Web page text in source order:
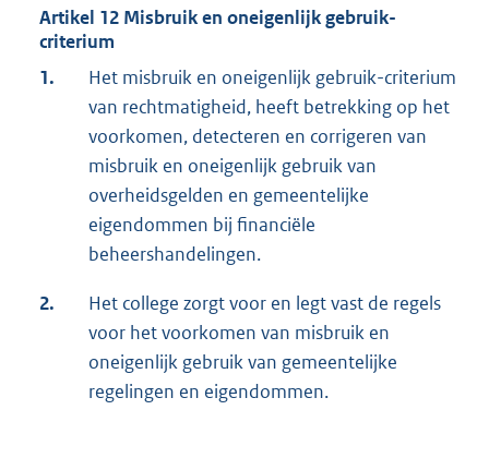
Artikel 12 Misbruik en oneigenlijk gebruik-
criterium
1.
Het misbruik en oneigenlijk gebruik-criterium
van rechtmatigheid, heeft betrekking op het
voorkomen, detecteren en corrigeren van
misbruik en oneigenlijk gebruik van
overheidsgelden en gemeentelijke
eigendommen bij financiële
beheershandelingen.
2.
Het college zorgt voor en legt vast de regels
voor het voorkomen van misbruik en
oneigenlijk gebruik van gemeentelijke
regelingen en eigendommen.